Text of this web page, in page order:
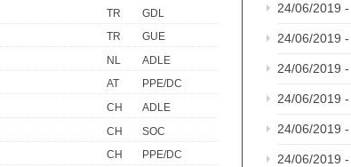
TR
GDL
TR
GUE
NL
ADLE
AT
PPE/DC
CH
ADLE
CH
SOC
CH
PPE/DC
24/06/2019 -
24/06/2019 -
24/06/2019 -
24/06/2019 -
24/06/2019 -
24/06/2019 -